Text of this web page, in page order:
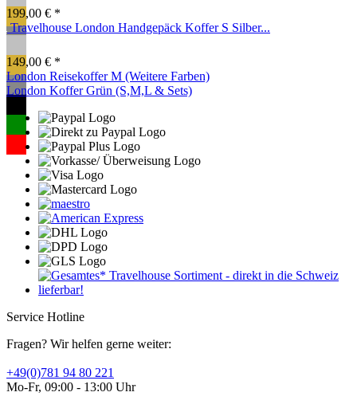
199,00 € *
Travelhouse London Handgepäck Koffer S Silber...
149,00 € *
London Reisekoffer M (Weitere Farben)
London Koffer Grün (S,M,L & Sets)
Service Hotline
Fragen? Wir helfen gerne weiter:
+49(0)781 94 80 221
Mo-Fr, 09:00 - 13:00 Uhr